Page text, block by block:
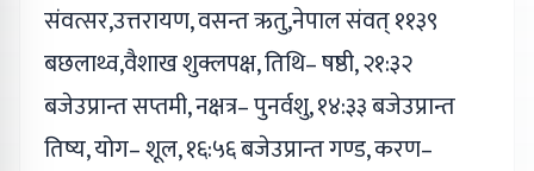
संवत्सर,उत्तरायण, वसन्त ऋतु,नेपाल संवत् ११३९
बछलाथ्व,वैशाख शुक्लपक्ष, तिथि– षष्ठी, २१:३२
बजेउप्रान्त सप्तमी, नक्षत्र– पुनर्वशु, १४:३३ बजेउप्रान्त
तिष्य, योग– शूल, १६:५६ बजेउप्रान्त गण्ड, करण–